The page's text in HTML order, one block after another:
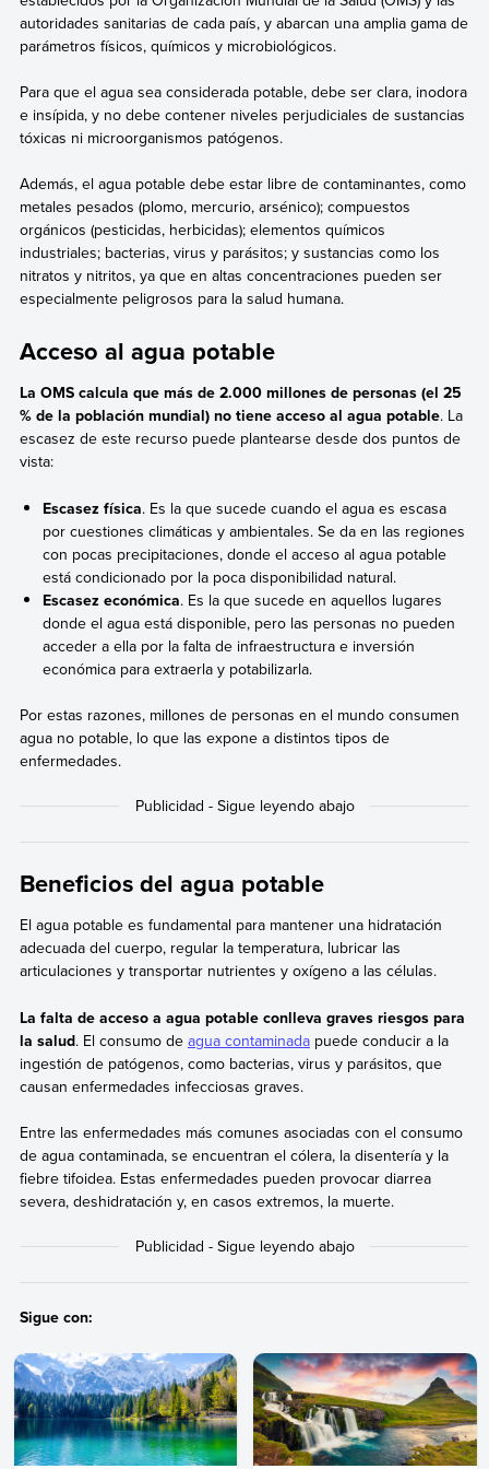
autoridades sanitarias de cada país, y abarcan una amplia gama de
parámetros físicos, químicos y microbiológicos.
Para que el agua sea considerada potable, debe ser clara, inodora
e insípida, y no debe contener niveles perjudiciales de sustancias
tóxicas ni microorganismos patógenos.
Además, el agua potable debe estar libre de contaminantes, como
metales pesados (plomo, mercurio, arsénico); compuestos
orgánicos (pesticidas, herbicidas); elementos químicos
industriales; bacterias, virus y parásitos; y sustancias como los
nitratos y nitritos, ya que en altas concentraciones pueden ser
especialmente peligrosos para la salud humana.
Acceso al agua potable
La OMS calcula que más de 2.000 millones de personas (el 25
% de la población mundial) no tiene acceso al agua potable. La
escasez de este recurso puede plantearse desde dos puntos de
vista:
Escasez física. Es la que sucede cuando el agua es escasa
por cuestiones climáticas y ambientales. Se da en las regiones
con pocas precipitaciones, donde el acceso al agua potable
está condicionado por la poca disponibilidad natural.
Escasez económica. Es la que sucede en aquellos lugares
donde el agua está disponible, pero las personas no pueden
acceder a ella por la falta de infraestructura e inversión
económica para extraerla y potabilizarla.
Por estas razones, millones de personas en el mundo consumen
agua no potable, lo que las expone a distintos tipos de
enfermedades.
Beneficios del agua potable
El agua potable es fundamental para mantener una hidratación
adecuada del cuerpo, regular la temperatura, lubricar las
articulaciones y transportar nutrientes y oxígeno a las células.
La falta de acceso a agua potable conlleva graves riesgos para
la salud. El consumo de agua contaminadapuede conducir a la
ingestión de patógenos, como bacterias, virus y parásitos, que
causan enfermedades infecciosas graves.
Entre las enfermedades más comunes asociadas con el consumo
de agua contaminada, se encuentran el cólera, la disentería y la
fiebre tifoidea. Estas enfermedades pueden provocar diarrea
severa, deshidratación y, en casos extremos, la muerte.
Sigue con: